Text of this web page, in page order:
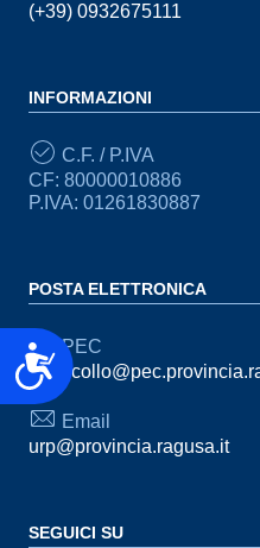
Accessibilità
(+39) 0932675111
INFORMAZIONI
C.F. / P.IVA
CF: 80000010886
P.IVA: 01261830887
POSTA ELETTRONICA
PEC
Email
urp@provincia.ragusa.it
SEGUICI SU